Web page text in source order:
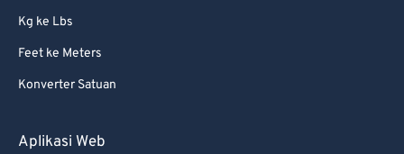
Kg ke Lbs
Feet ke Meters
Konverter Satuan
Aplikasi Web